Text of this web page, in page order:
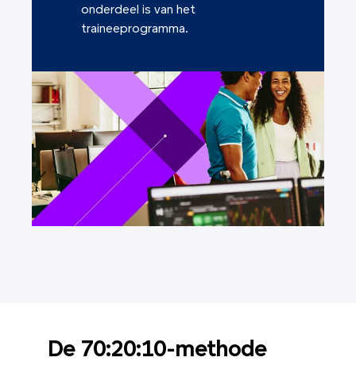
onderdeel is van het
traineeprogramma.
De 70:20:10-methode